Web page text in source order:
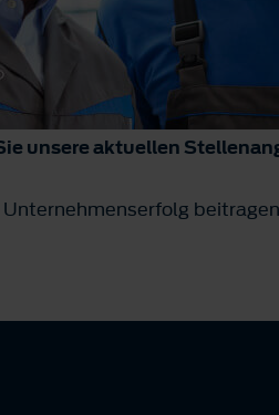
unsere aktuellen